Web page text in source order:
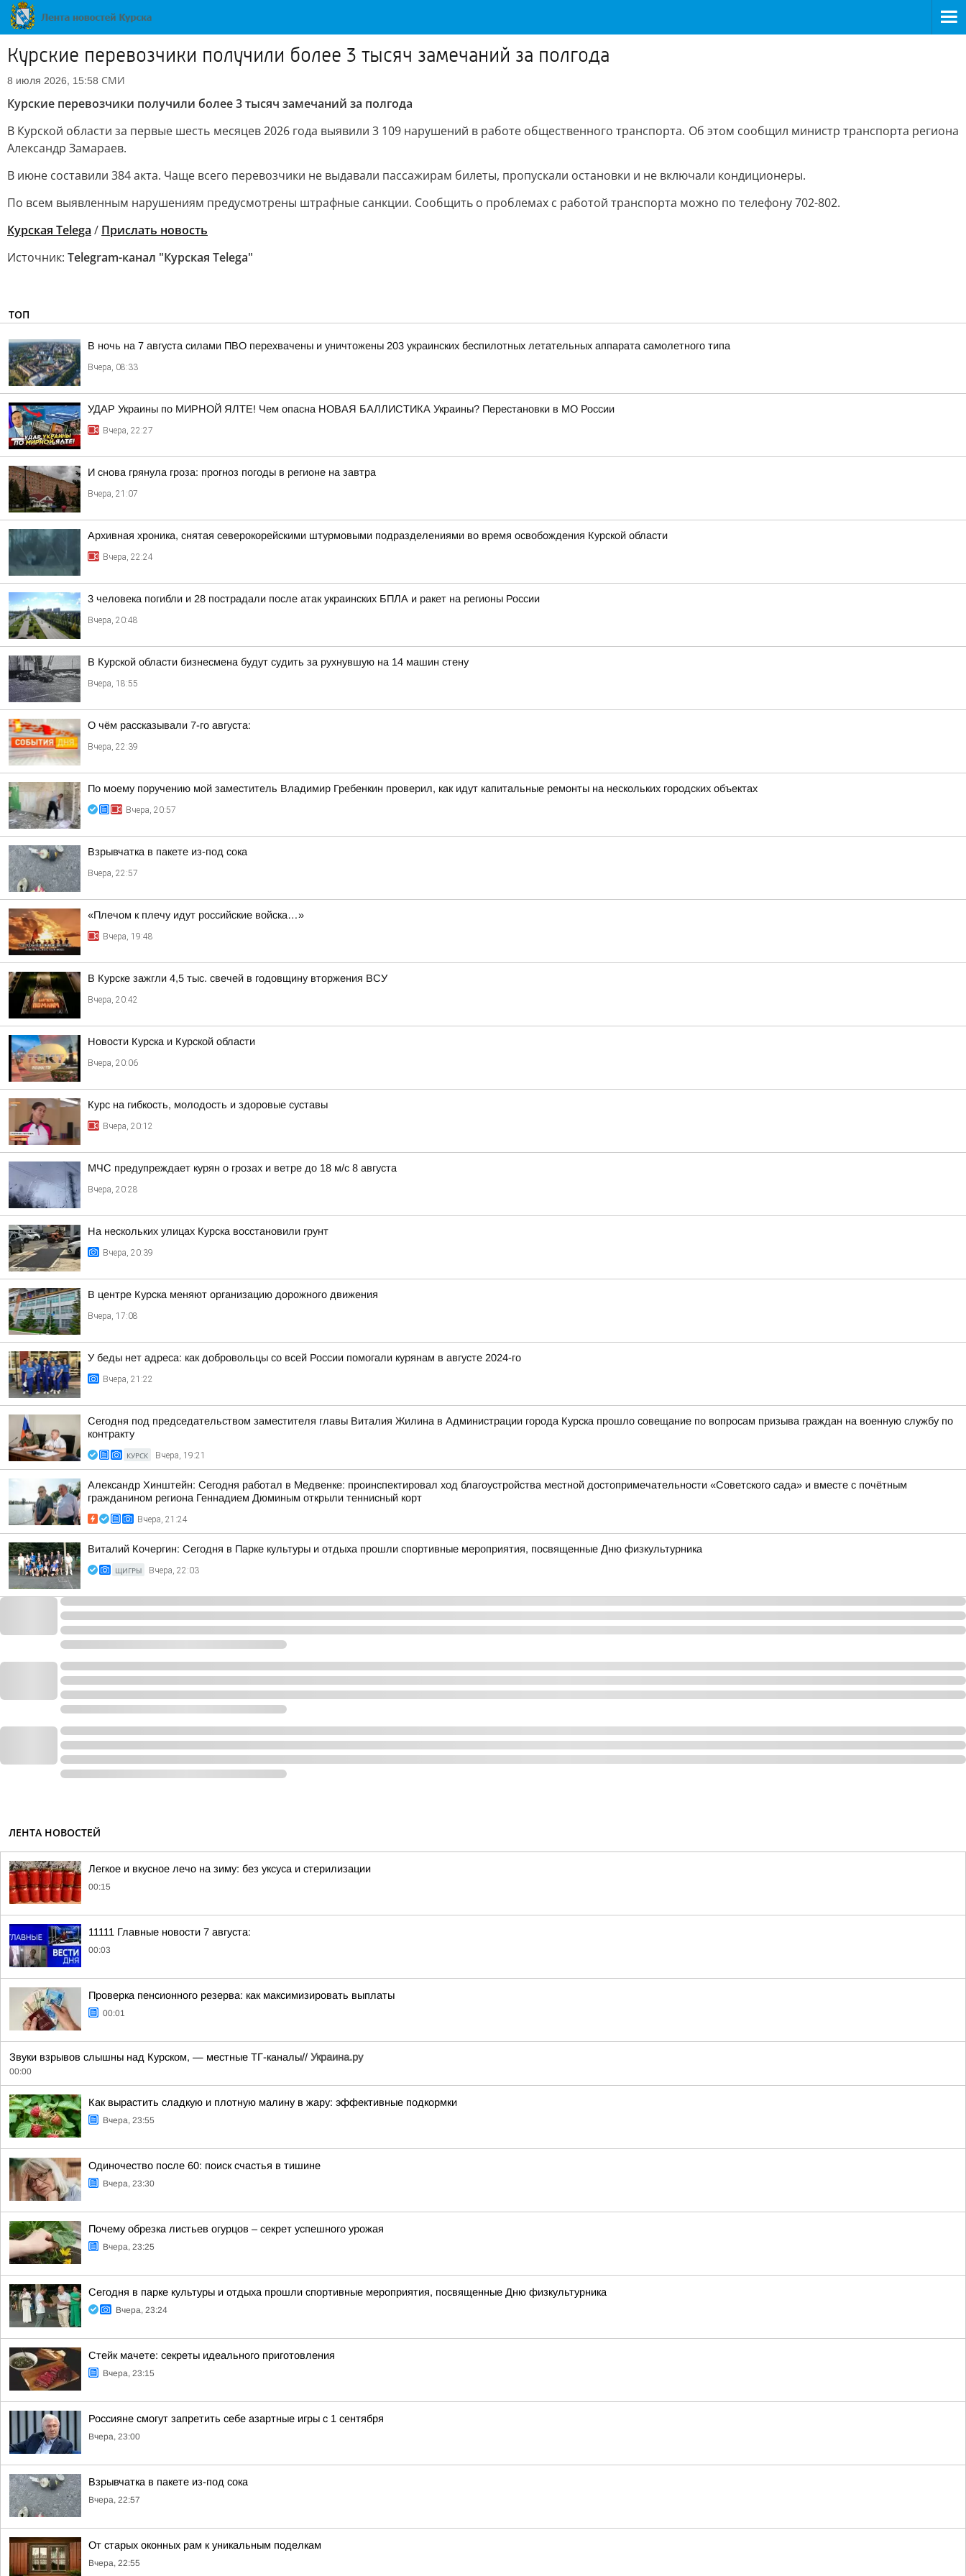
Курские перевозчики получили более 3 тысяч замечаний за полгода
8 июля 2026, 15:58 СМИ
Курские перевозчики получили более 3 тысяч замечаний за полгода
В Курской области за первые шесть месяцев 2026 года выявили 3 109 нарушений в работе общественного транспорта. Об этом сообщил министр транспорта региона
Александр Замараев.
В июне составили 384 акта. Чаще всего перевозчики не выдавали пассажирам билеты, пропускали остановки и не включали кондиционеры.
По всем выявленным нарушениям предусмотрены штрафные санкции. Сообщить о проблемах с работой транспорта можно по телефону 702-802.
Курская Telega / Прислать новость
Источник: Telegram-канал "Курская Telega"
ТОП
В ночь на 7 августа силами ПВО перехвачены и уничтожены 203 украинских беспилотных летательных аппарата самолетного типа
Вчера, 08:33
УДАР Украины по МИРНОЙ ЯЛТЕ! Чем опасна НОВАЯ БАЛЛИСТИКА Украины? Перестановки в МО России
Вчера, 22:27
И снова грянула гроза: прогноз погоды в регионе на завтра
Вчера, 21:07
Архивная хроника, снятая северокорейскими штурмовыми подразделениями во время освобождения Курской области
Вчера, 22:24
3 человека погибли и 28 пострадали после атак украинских БПЛА и ракет на регионы России
Вчера, 20:48
В Курской области бизнесмена будут судить за рухнувшую на 14 машин стену
Вчера, 18:55
О чём рассказывали 7-го августа:
Вчера, 22:39
По моему поручению мой заместитель Владимир Гребенкин проверил, как идут капитальные ремонты на нескольких городских объектах
Вчера, 20:57
Взрывчатка в пакете из-под сока
Вчера, 22:57
«Плечом к плечу идут российские войска…»
Вчера, 19:48
В Курске зажгли 4,5 тыс. свечей в годовщину вторжения ВСУ
Вчера, 20:42
Новости Курска и Курской области
Вчера, 20:06
Курс на гибкость, молодость и здоровые суставы
Вчера, 20:12
МЧС предупреждает курян о грозах и ветре до 18 м/с 8 августа
Вчера, 20:28
На нескольких улицах Курска восстановили грунт
Вчера, 20:39
В центре Курска меняют организацию дорожного движения
Вчера, 17:08
У беды нет адреса: как добровольцы со всей России помогали курянам в августе 2024-го
Вчера, 21:22
Сегодня под председательством заместителя главы Виталия Жилина в Администрации города Курска прошло совещание по вопросам призыва граждан на военную службу по
контракту
КУРСК Вчера, 19:21
Александр Хинштейн: Сегодня работал в Медвенке: проинспектировал ход благоустройства местной достопримечательности «Советского сада» и вместе с почётным
гражданином региона Геннадием Дюминым открыли теннисный корт
Вчера, 21:24
Виталий Кочергин: Сегодня в Парке культуры и отдыха прошли спортивные мероприятия, посвященные Дню физкультурника
ЩИГРЫ Вчера, 22:03
ЛЕНТА НОВОСТЕЙ
Легкое и вкусное лечо на зиму: без уксуса и стерилизации
00:15
11111 Главные новости 7 августа:
00:03
Проверка пенсионного резерва: как максимизировать выплаты
00:01
Звуки взрывов слышны над Курском, — местные ТГ-каналы// Украина.ру
00:00
Как вырастить сладкую и плотную малину в жару: эффективные подкормки
Вчера, 23:55
Одиночество после 60: поиск счастья в тишине
Вчера, 23:30
Почему обрезка листьев огурцов – секрет успешного урожая
Вчера, 23:25
Сегодня в парке культуры и отдыха прошли спортивные мероприятия, посвященные Дню физкультурника
Вчера, 23:24
Стейк мачете: секреты идеального приготовления
Вчера, 23:15
Россияне смогут запретить себе азартные игры с 1 сентября
Вчера, 23:00
Взрывчатка в пакете из-под сока
Вчера, 22:57
От старых оконных рам к уникальным поделкам
Вчера, 22:55